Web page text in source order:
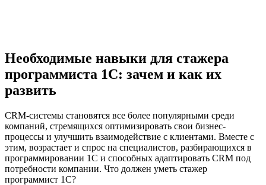
Необходимые навыки для стажера
программиста 1С: зачем и как их
развить
CRM-системы становятся все более популярными среди
компаний, стремящихся оптимизировать свои бизнес-
процессы и улучшить взаимодействие с клиентами. Вместе с
этим, возрастает и спрос на специалистов, разбирающихся в
программировании 1С и способных адаптировать CRM под
потребности компании. Что должен уметь стажер
программист 1С?